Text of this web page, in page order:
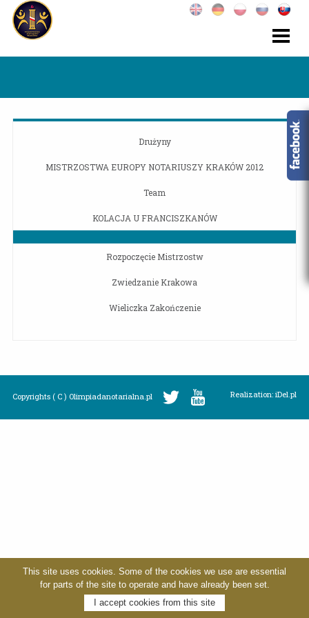
Drużyny
MISTRZOSTWA EUROPY NOTARIUSZY KRAKÓW 2012
Team
KOLACJA U FRANCISZKANÓW
Rozpoczęcie Mistrzostw
Zwiedzanie Krakowa
Wieliczka Zakończenie
Copyrights ( C ) Olimpiadanotarialna.pl Realization: iDel.pl
This site uses cookies. Some of the cookies we use are essential
for parts of the site to operate and have already been set.